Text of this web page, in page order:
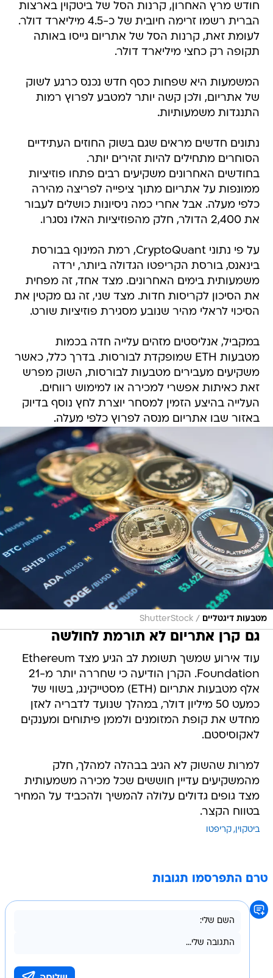
חודש מרץ האחרון, קרנות הסל של ביטקוין בארצות
הברית רשמו זרימה חיובית של כ-4.5 מיליארד דולר.
לעומת זאת, קרנות הסל של אתריום גייסו באותה
תקופה רק כחצי מיליארד דולר.
המשמעות היא שפחות כסף חדש נכנס כרגע לשוק
של אתריום, ולכן קשה יותר למטבע לפרוץ רמות
התנגדות משמעותיות.
נתונים חדשים מראים שגם בשוק החוזים העתידיים
הסוחרים מתחילים להיות זהירים יותר.
בחודשים האחרונים משקיעים רבים פתחו פוזיציות
ממונפות על אתריום מתוך ציפייה לפריצה מהירה
כלפי מעלה. אבל אחרי כמה ניסיונות כושלים לעבור
את 2,400 הדולר, חלק מהפוזיציות האלו נסגרו.
על פי נתוני CryptoQuant, רמת המינוף בבורסת
בינאנס, בורסת הקריפטו הגדולה ביותר, ירדה
משמעותית בימים האחרונים. מצד אחד, זה מפחית
את הסיכון לקריסות חדות. מצד שני, זה גם מקטין את
הסיכוי לראלי מהיר שנובע מסגירת פוזיציות שורט.
במקביל, אנליסטים מזהים עלייה חדה בכמות
מטבעות ETH שמופקדת לבורסות. בדרך כלל, כאשר
משקיעים מעבירים מטבעות לבורסות, השוק מפרש
זאת כאיתות אפשרי למכירה או למימוש רווחים.
העלייה בהיצע הזמין למסחר יוצרת לחץ נוסף בדיוק
באזור שבו אתריום מנסה לפרוץ כלפי מעלה.
מטבעות דיגטליים /
ShutterStock
גם קרן אתריום לא תורמת לחולשה
עוד אירוע שמשך תשומת לב הגיע מצד Ethereum
Foundation. הקרן הודיעה כי שחררה יותר מ-21
אלף מטבעות אתריום (ETH) מסטייקינג, בשווי של
כמעט 50 מיליון דולר, במהלך שנועד לדבריה לאזן
מחדש את קופת המזומנים ולממן פיתוחים ומענקים
לאקוסיסטם.
למרות שהשוק לא הגיב בבהלה למהלך, חלק
מהמשקיעים עדיין חוששים שכל מכירה משמעותית
מצד גופים גדולים עלולה להמשיך ולהכביד על המחיר
בטווח הקצר.
ביטקוין קריפטו
טרם התפרסמו תגובות